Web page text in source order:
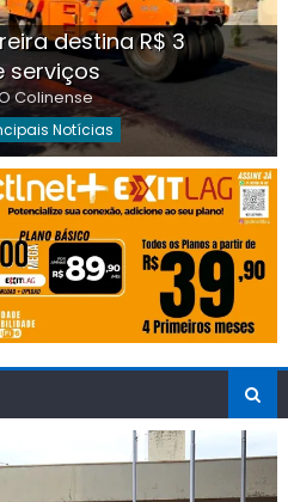
destina R$ 3
serviços
Colinense
Notícias